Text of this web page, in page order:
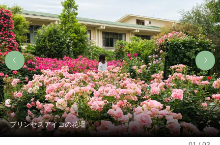
プリンセスアイコの花壇